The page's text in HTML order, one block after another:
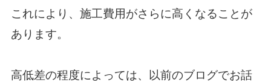
これにより、施工費用がさらに高くなることが
あります。
高低差の程度によっては、以前のブログでお話